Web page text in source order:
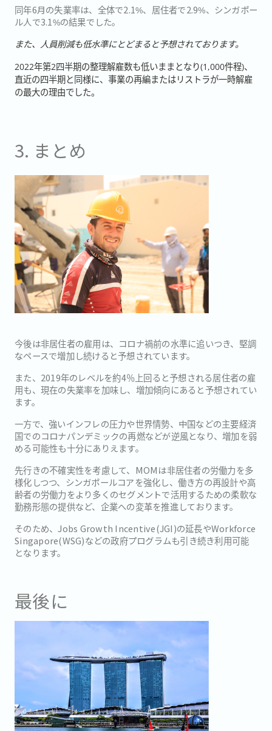
同年6月の失業率は、全体で2.1%、居住者で2.9%、シンガポー
ル人で3.1%の結果でした。
また、人員削減も低水準にとどまると予想されております。
2022年第2四半期の整理解雇数も低いままとなり(1,000件程)、
直近の四半期と同様に、事業の再編またはリストラが一時解雇
の最大の理由でした。
3. まとめ
今後は非居住者の雇用は、コロナ禍前の水準に追いつき、堅調
なペースで増加し続けると予想されています。
また、2019年のレベルを約4％上回ると予想される居住者の雇
用も、現在の失業率を加味し、増加傾向にあると予想されてい
ます。
一方で、強いインフレの圧力や世界情勢、中国などの主要経済
国でのコロナパンデミックの再燃などが逆風となり、増加を弱
める可能性も十分にありえます。
先行きの不確実性を考慮して、MOMは非居住者の労働力を多
様化しつつ、シンガポールコアを強化し、働き方の再設計や高
齢者の労働力をより多くのセグメントで活用するための柔軟な
勤務形態の提供など、企業への変革を推進しております。
そのため、Jobs Growth Incentive(JGI)の延長やWorkforce
Singapore(WSG)などの政府プログラムも引き続き利用可能
となります。
最後に